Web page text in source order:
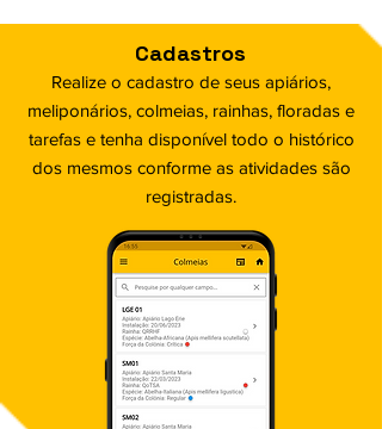
Cadastros
Realize o cadastro de seus apiários,
meliponários, colmeias, rainhas, floradas e
tarefas e tenha disponível todo o histórico
dos mesmos conforme as atividades são
registradas.